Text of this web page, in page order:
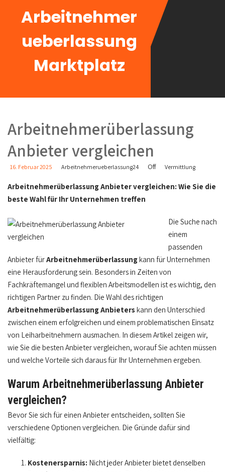
Arbeitnehmer
ueberlassung
Marktplatz
Arbeitnehmerüberlassung
Anbieter vergleichen
16. Februar 2025 Arbeitnehmerueberlassung24 Off Vermittlung
Arbeitnehmerüberlassung Anbieter vergleichen: Wie Sie die
beste Wahl für Ihr Unternehmen treffen
Die Suche nach
einem
passenden
Anbieter fürArbeitnehmerüberlassungkann für Unternehmen
eine Herausforderung sein. Besonders in Zeiten von
Fachkräftemangel und flexiblen Arbeitsmodellen ist es wichtig, den
richtigen Partner zu finden. Die Wahl des richtigen
Arbeitnehmerüberlassung Anbieters kann den Unterschied
zwischen einem erfolgreichen und einem problematischen Einsatz
von Leiharbeitnehmern ausmachen. In diesem Artikel zeigen wir,
wie Sie die besten Anbieter vergleichen, worauf Sie achten müssen
und welche Vorteile sich daraus für Ihr Unternehmen ergeben.
Warum Arbeitnehmerüberlassung Anbieter
vergleichen?
Bevor Sie sich für einen Anbieter entscheiden, sollten Sie
verschiedene Optionen vergleichen. Die Gründe dafür sind
vielfältig:
Kostenersparnis: Nicht jeder Anbieter bietet denselben